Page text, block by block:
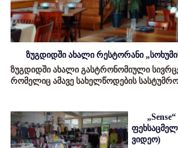
ზუგდიდში ახალი რესტორანი
ზუგდიდში ახალი გასტრონომიული სივრცე
რომელიც ამავე სახელწოდების
ვიდეო)